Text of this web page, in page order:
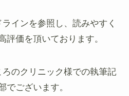
インを参照し、読みやすく
評価を頂いております。
のクリニック様での執筆記
でございます。